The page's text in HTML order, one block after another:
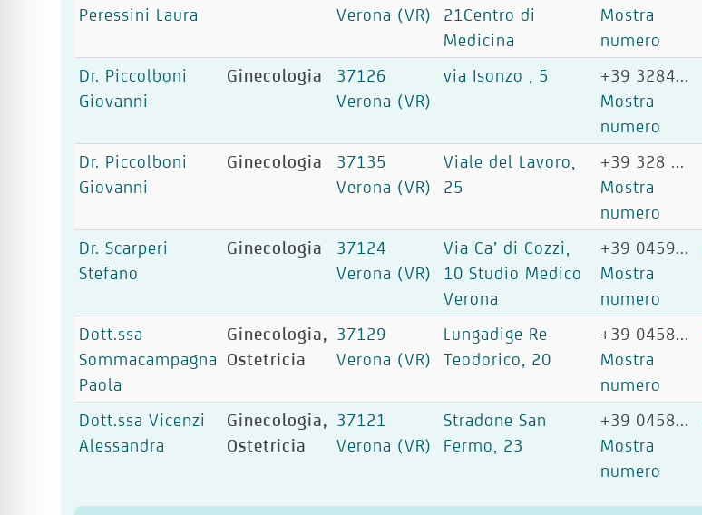
Peressini Laura
Verona (VR)
21Centro di
Medicina
Mostra
numero
Dr. Piccolboni
Giovanni
Ginecologia
37126
Verona (VR)
via Isonzo , 5
+39 3284...
Mostra
numero
Dr. Piccolboni
Giovanni
Ginecologia
37135
Verona (VR)
Viale del Lavoro,
25
+39 328 ...
Mostra
numero
Dr. Scarperi
Stefano
Ginecologia
37124
Verona (VR)
Via Ca’ di Cozzi,
10 Studio Medico
Verona
+39 0459...
Mostra
numero
Dott.ssa
Sommacampagna
Paola
Ginecologia,
Ostetricia
37129
Verona (VR)
Lungadige Re
Teodorico, 20
+39 0458...
Mostra
numero
Dott.ssa Vicenzi
Alessandra
Ginecologia,
Ostetricia
37121
Verona (VR)
Stradone San
Fermo, 23
+39 0458...
Mostra
numero